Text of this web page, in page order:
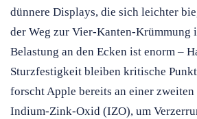
dünnere Displays, die sich leichter
der Weg zur Vier-Kanten-Krümmung
Belastung an den Ecken ist enorm –
Sturzfestigkeit bleiben kritische
forscht Apple bereits an einer
Indium-Zink-Oxid (IZO), um